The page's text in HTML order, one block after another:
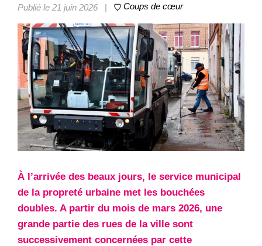
Publié le 21 juin 2026 | Coups de cœur
À l’arrivée des beaux jours, le service municipal
de la propreté urbaine met les bouchées
doubles. A partir du mois de mars 2026, une
grande partie des rues de la ville sont
successivement concernées par cette